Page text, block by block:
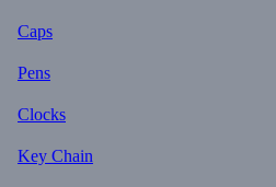
Caps
Pens
Clocks
Key Chain